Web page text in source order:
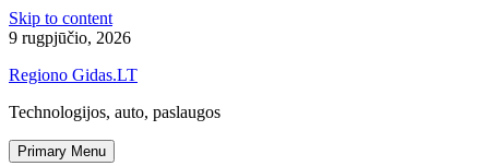
Skip to content
9 rugpjūčio, 2026
Regiono Gidas.LT
Technologijos, auto, paslaugos
Primary Menu